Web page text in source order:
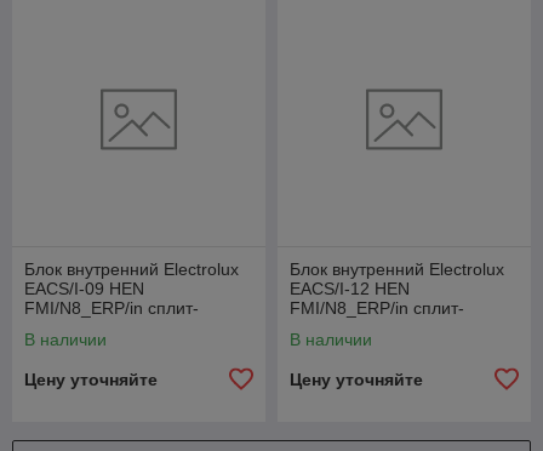
Блок внутренний Electrolux
EACS/I-09 HEN
FMI/N8_ERP/in сплит-
В наличии
Цену уточняйте
Блок внутренний Electrolux
EACS/I-12 HEN
FMI/N8_ERP/in сплит-
В наличии
Цену уточняйте